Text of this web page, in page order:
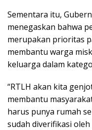
Sementara itu,
menegaskan bahwa
merupakan prioritas
membantu warga
keluarga dalam
“RTLH akan kita
membantu
harus punya rumah
sudah diverifikasi